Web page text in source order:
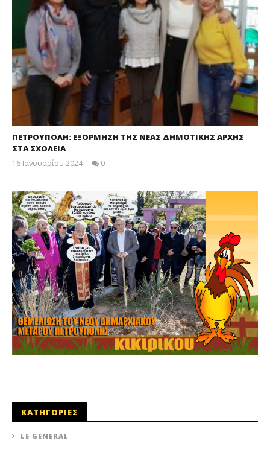
ΠΕΤΡΟΥΠΟΛΗ: ΕΞΟΡΜΗΣΗ ΤΗΣ ΝΕΑΣ ΔΗΜΟΤΙΚΗΣ ΑΡΧΗΣ
ΣΤΑ ΣΧΟΛΕΙΑ
16 Ιανουαρίου 2024
0
ΚΑΤΗΓΟΡΙΕΣ
LE GENERAL